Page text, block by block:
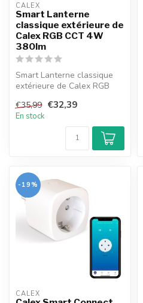
CALEX
Smart Lanterne
classique extérieure de
Calex RGB CCT 4W
380lm
Smart Lanterne classique
extérieure de Calex RGB
€35,99 €32,39
En stock
-19%
CALEX